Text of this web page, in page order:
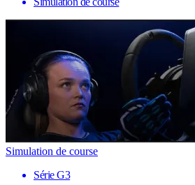
Simulation de course
Série G3